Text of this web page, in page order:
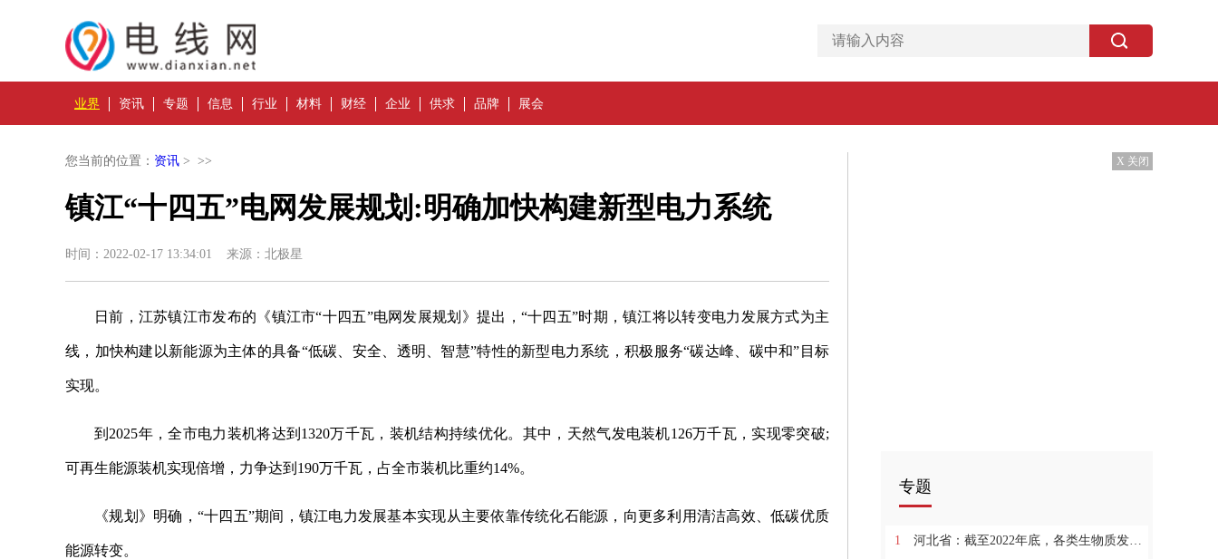
业界 资讯 专题 信息 行业 材料 财经 企业 供求 品牌 展会
您当前的位置： 资讯 > >>
镇江“十四五”电网发展规划:明确加快构建新型电力系统
时间：2022-02-17 13:34:01 来源：北极星
日前，江苏镇江市发布的《镇江市“十四五”电网发展规划》提出，“十四五”时期，镇江将以转变电力发展方式为主
线，加快构建以新能源为主体的具备“低碳、安全、透明、智慧”特性的新型电力系统，积极服务“碳达峰、碳中和”目标
实现。
到2025年，全市电力装机将达到1320万千瓦，装机结构持续优化。其中，天然气发电装机126万千瓦，实现零突破;
可再生能源装机实现倍增，力争达到190万千瓦，占全市装机比重约14%。
《规划》明确，“十四五”期间，镇江电力发展基本实现从主要依靠传统化石能源，向更多利用清洁高效、低碳优质
能源转变。
X 关闭
专题
1 河北省：截至2022年底，各类生物质发电装机容量总计约2191MW